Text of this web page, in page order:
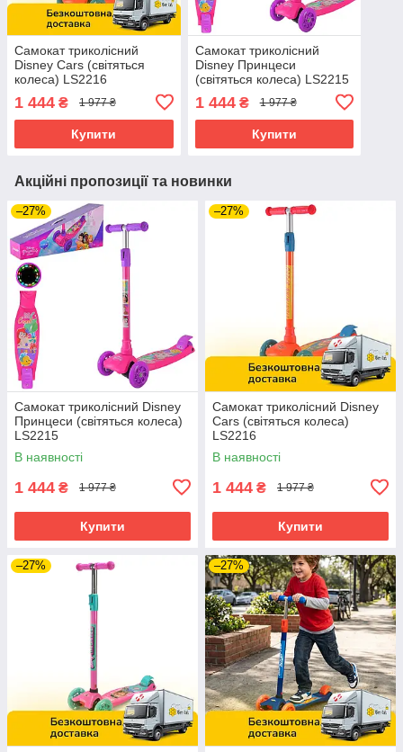
Самокат триколісний
Disney Cars (світяться
колеса) LS2216
1 444 ₴ 1 977 ₴
Купити
Самокат триколісний
Disney Принцеси
(світяться колеса) LS2215
1 444₴ 1 977 ₴
Купити
Акційні пропозиції та новинки
–27%
Самокат триколісний Disney
Принцеси (світяться колеса)
LS2215
В наявності
1 444 ₴ 1 977 ₴
Купити
–27%
Самокат триколісний Disney
Cars (світяться колеса)
LS2216
В наявності
1 444 ₴ 1 977 ₴
Купити
–27% –27%